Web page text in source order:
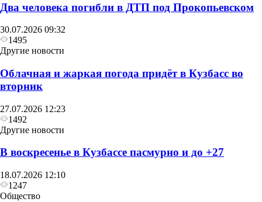
Два человека погибли в ДТП под Прокопьевском
30.07.2026 09:32
1495
Другие новости
Облачная и жаркая погода придёт в Кузбасс во
вторник
27.07.2026 12:23
1492
Другие новости
В воскресенье в Кузбассе пасмурно и до +27
18.07.2026 12:10
1247
Общество